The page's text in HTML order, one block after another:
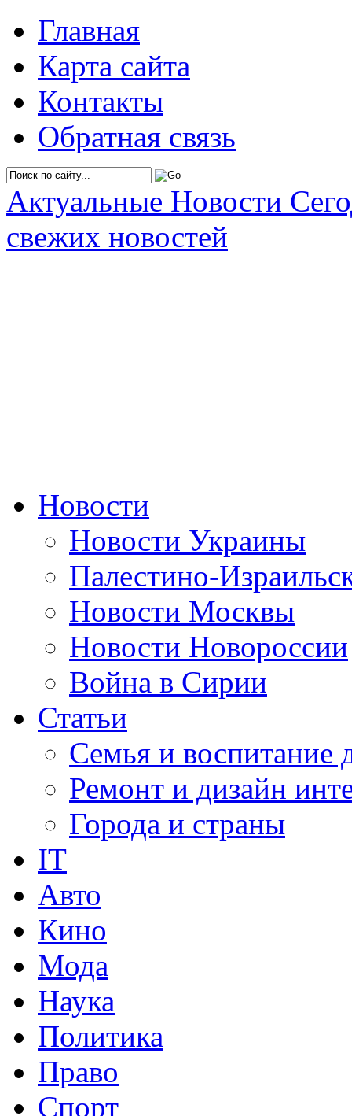
Главная
Карта сайта
Контакты
Обратная связь
Актуальные Новости
свежих новостей
Новости
Новости Украины
Палестино-
Новости Москвы
Новости Новороссии
Война в Сирии
Статьи
Семья и воспитание
Ремонт и дизайн
Города и страны
IT
Авто
Кино
Мода
Наука
Политика
Право
Спорт